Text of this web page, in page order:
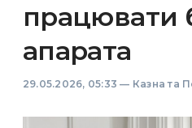
працювати
апарата
29.05.2026, 05:33 — Казна та